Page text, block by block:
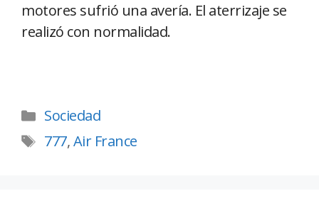
motores sufrió una avería. El aterrizaje se
realizó con normalidad.
Sociedad
777,Air France